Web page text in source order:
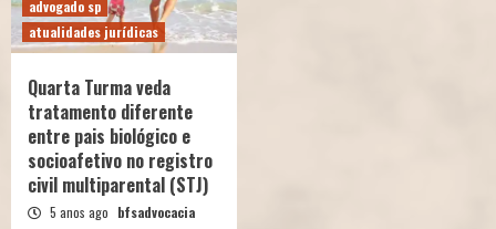
advogado sp
atualidades jurídicas
Quarta Turma veda
tratamento diferente
entre pais biológico e
socioafetivo no registro
civil multiparental (STJ)
5 anos ago bfsadvocacia